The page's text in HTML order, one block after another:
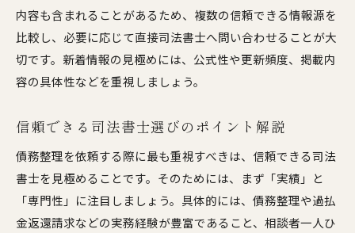
初めての方に最適な司法書士・債務整理の知識
司法書士・債務整理の基本と新着情報の読み方
初心者が知っておきたい相談の流れ
費用や相談料の目安と調査ポイント
安心して債務整理に踏み出すための準備
効率的な債務整理情報収集で不安を解消する方法
司法書士・債務整理情報を無駄なく集めるコツ
効率よく比較検討するためのチェックリスト
内容も含まれることがあるため、複数の信頼できる情報源を
比較し、必要に応じて直接司法書士へ問い合わせることが大
切です。新着情報の見極めには、公式性や更新頻度、掲載内
容の具体性などを重視しましょう。
信頼できる司法書士選びのポイント解説
債務整理を依頼する際に最も重視すべきは、信頼できる司法
書士を見極めることです。そのためには、まず「実績」と
「専門性」に注目しましょう。具体的には、債務整理や過払
金返還請求などの実務経験が豊富であること、相談者一人ひ